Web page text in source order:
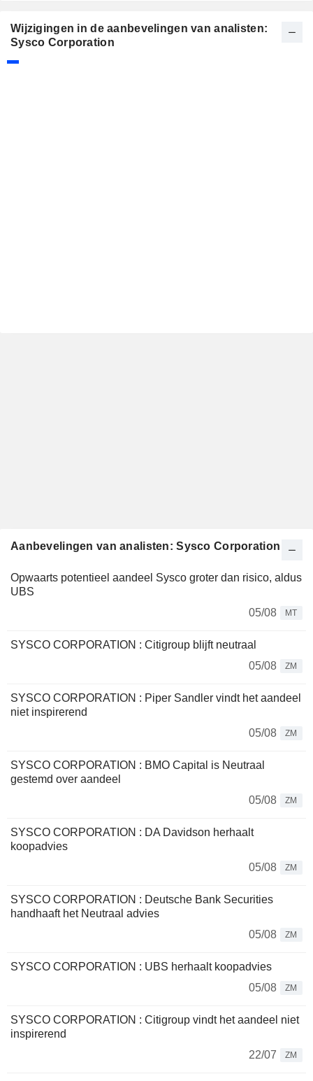
Wijzigingen in de aanbevelingen van analisten:
Sysco Corporation
Aanbevelingen van analisten: Sysco Corporation
Opwaarts potentieel aandeel Sysco groter dan risico, aldus
UBS
05/08
MT
SYSCO CORPORATION : Citigroup blijft neutraal
05/08
ZM
SYSCO CORPORATION : Piper Sandler vindt het aandeel
niet inspirerend
05/08
ZM
SYSCO CORPORATION : BMO Capital is Neutraal
gestemd over aandeel
05/08
ZM
SYSCO CORPORATION : DA Davidson herhaalt
koopadvies
05/08
ZM
SYSCO CORPORATION : Deutsche Bank Securities
handhaaft het Neutraal advies
05/08
ZM
SYSCO CORPORATION : UBS herhaalt koopadvies
05/08
ZM
SYSCO CORPORATION : Citigroup vindt het aandeel niet
inspirerend
22/07
ZM